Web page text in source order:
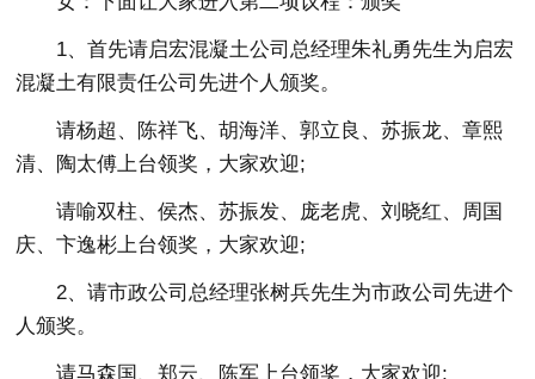
1、首先请启宏混凝土公司总经理朱礼勇先生为启宏
混凝土有限责任公司先进个人颁奖。
请杨超、陈祥飞、胡海洋、郭立良、苏振龙、章熙
清、陶太傅上台领奖，大家欢迎;
请喻双柱、侯杰、苏振发、庞老虎、刘晓红、周国
庆、卞逸彬上台领奖，大家欢迎;
2、请市政公司总经理张树兵先生为市政公司先进个
人颁奖。
请马森国、郑云、陈军上台领奖，大家欢迎;